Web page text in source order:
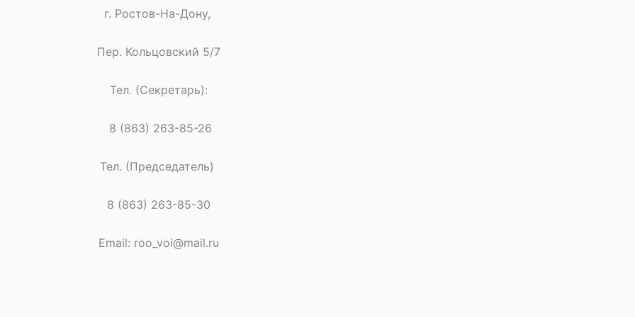
г. Ростов-На-Дону,
Пер. Кольцовский 5/7
Тел. (Секретарь):
8 (863) 263-85-26
Тел. (Председатель)
8 (863) 263-85-30
Email: roo_voi@mail.ru